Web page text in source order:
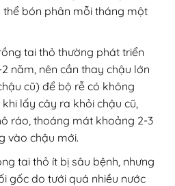
thể bón phân mỗi tháng một
tai thỏ thường phát triển
năm, nên cần thay chậu lớn
cũ) để bộ rễ có không
lấy cây ra khỏi chậu cũ,
ráo, thoáng mát khoảng 2-3
vào chậu mới.
tai thỏ ít bị sâu bệnh, nhưng
gốc do tưới quá nhiều nước